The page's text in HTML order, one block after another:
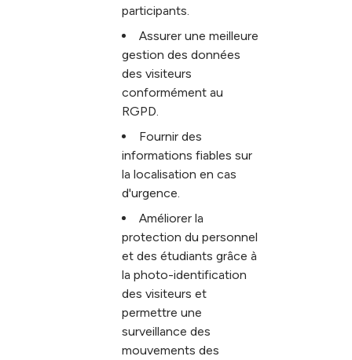
participants.
Assurer une meilleure
gestion des données
des visiteurs
conformément au
RGPD.
Fournir des
informations fiables sur
la localisation en cas
d'urgence.
Améliorer la
protection du personnel
et des étudiants grâce à
la photo-identification
des visiteurs et
permettre une
surveillance des
mouvements des